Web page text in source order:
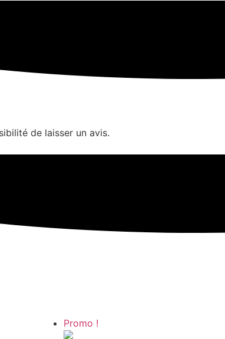
de laisser un avis.
Promo !